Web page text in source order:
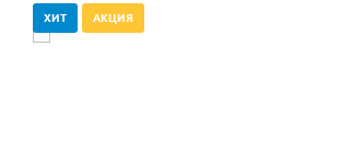
ХИТ АКЦИЯ